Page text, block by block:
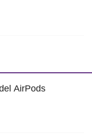
AirPods